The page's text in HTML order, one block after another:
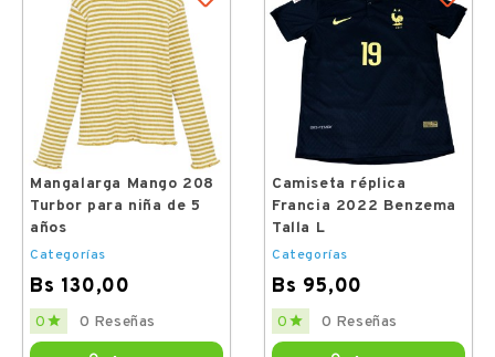
Mangalarga Mango 208
Turbor para niña de 5
años
Categorías
Bs 130,00
Price
0  0 Reseñas
Camiseta réplica
Francia 2022 Benzema
Talla L
Categorías
Bs 95,00
Price
0  0 Reseñas